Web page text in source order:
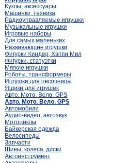
Куклы, аксессуары
Машинки, техника
Радиоуправляемые игрушки
Музыкальные игрушки
Игровые наборы
Для самых маленьких
Развивающие игрушки
Фигурки Киндер, Хэппи Мил
Фигурки, статуэтки
Мягкие игрушки
Роботы, трансформеры
Игрушки для песочницы
Ящики для игрушек
Авто. Мото. Вело. GPS
Авто. Мото. Вело. GPS
Автомобили
Аудио-видео, автозвук
Мотоциклы
Байкерская одежда
Велосипеды
Запчасти
Шины, колеса, диски
Автоинструмент